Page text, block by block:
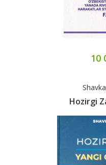
10
Hozirgi